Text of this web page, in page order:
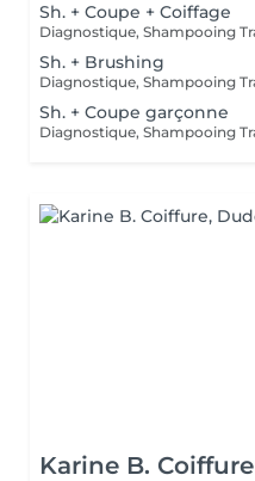
Sh. + Coupe + Coiffage
Sh. + Brushing
Sh. + Coupe garçonne
Karine B. Coiffure